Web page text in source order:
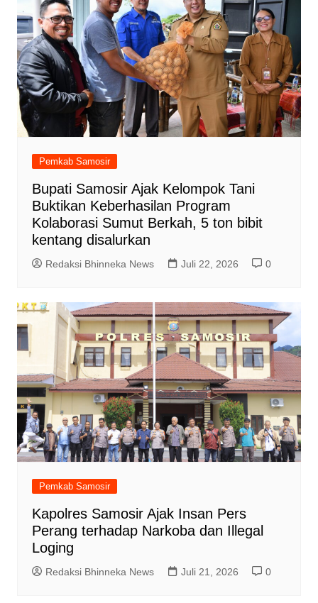
Pemkab Samosir
Bupati Samosir Ajak Kelompok Tani
Buktikan Keberhasilan Program
Kolaborasi Sumut Berkah, 5 ton bibit
kentang disalurkan
Redaksi Bhinneka News Juli 22, 2026 0
Pemkab Samosir
Kapolres Samosir Ajak Insan Pers
Perang terhadap Narkoba dan Illegal
Loging
Redaksi Bhinneka News Juli 21, 2026 0